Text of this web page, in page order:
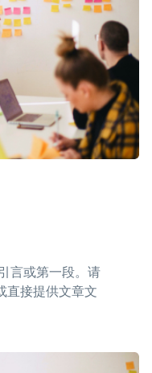
言或第一段。请
直接提供文章文